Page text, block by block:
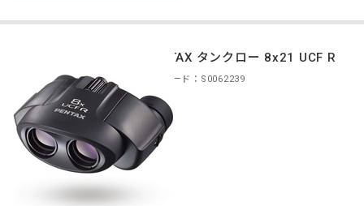
PENTAX タンクロー 8x21 UCF R
商品コード：S0062239